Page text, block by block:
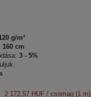
g/m²
160 cm
3 - 5%
2 172,57 HUF / csomag (1 m)